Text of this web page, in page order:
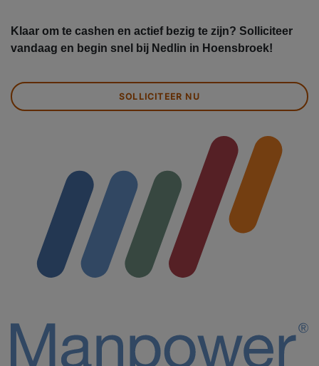
Klaar om te cashen en actief bezig te zijn? Solliciteer
vandaag en begin snel bij Nedlin in Hoensbroek!
SOLLICITEER NU